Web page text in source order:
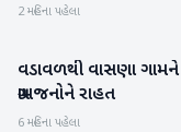
2 મહિના પહેલા
બનાસકાંઠા
વડાવળથી વાસણા ગામને
ગ્રામજનોને રાહત
6 મહિના પહેલા